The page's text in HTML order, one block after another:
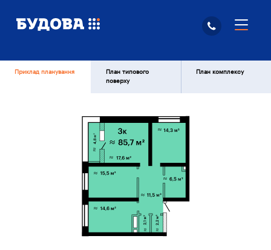
Приклад планування
План типового
поверху
План комплексу